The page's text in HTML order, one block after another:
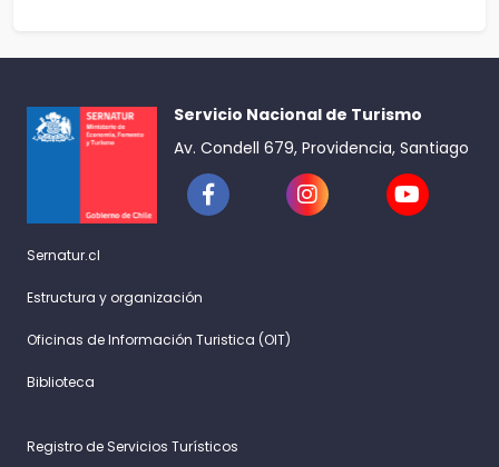
Servicio Nacional de Turismo
Av. Condell 679, Providencia, Santiago
Sernatur.cl
Estructura y organización
Oficinas de Información Turistica (OIT)
Biblioteca
Registro de Servicios Turísticos